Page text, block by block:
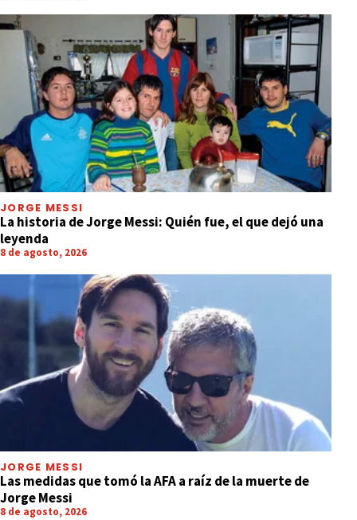
JORGE MESSI
La historia de Jorge Messi: Quién fue, el que dejó una
leyenda
8 de agosto, 2026
JORGE MESSI
Las medidas que tomó la AFA a raíz de la muerte de
Jorge Messi
8 de agosto, 2026